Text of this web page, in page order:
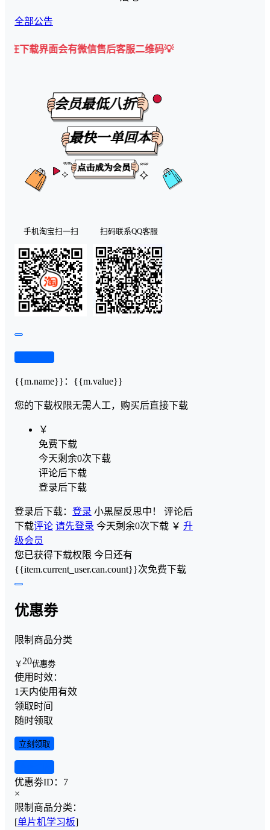
全部公告
会有微信售后客服二维码💡
手机淘宝扫一扫 扫码联系QQ客服
{{m.name}} ： {{m.value}}
您的下载权限无需人工，购买后直接下载
￥
免费下载
今天剩余0次下载
评论后下载
登录后下载
登录后下载： 登录 小黑屋反思中！ 评论后
下载评论 请先登录 今天剩余0次下载 ￥ 升
级会员
您已获得下载权限 今日还有
{{item.current_user.can.count}}次免费下载
优惠劵
限制商品分类
￥ 20优惠劵
使用时效：
1天内使用有效
领取时间
随时领取
立刻领取
优惠劵ID： 7
×
限制商品分类：
[单片机学习板]